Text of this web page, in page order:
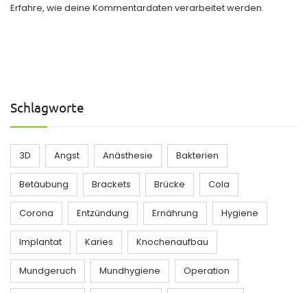
Erfahre, wie deine Kommentardaten verarbeitet werden.
Schlagworte
3D Angst Anästhesie Bakterien
Betäubung Brackets Brücke Cola
Corona Entzündung Ernährung Hygiene
Implantat Karies Knochenaufbau
Mundgeruch Mundhygiene Operation